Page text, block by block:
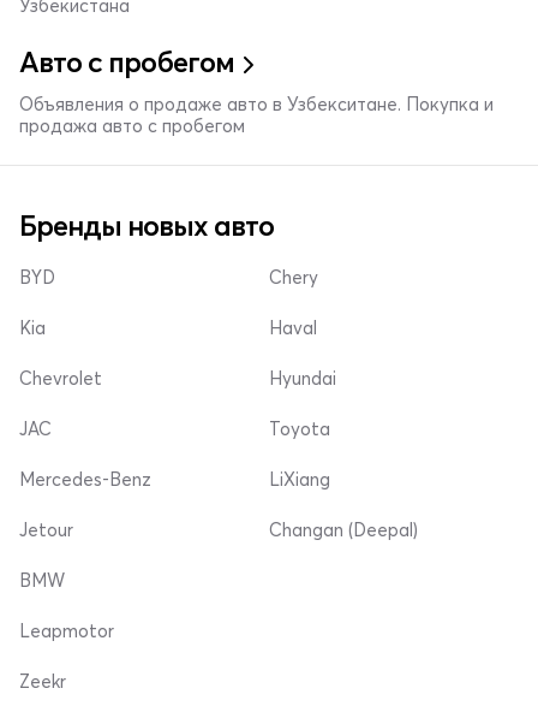
Узбекистана
Авто с пробегом
Объявления о продаже авто в Узбекситане. Покупка и
продажа авто с пробегом
Бренды новых авто
BYD
Kia
Chevrolet
Chery
Haval
Hyundai
JAC
Mercedes-Benz
Jetour
Toyota
LiXiang
Changan (Deepal)
BMW
Leapmotor
Zeekr